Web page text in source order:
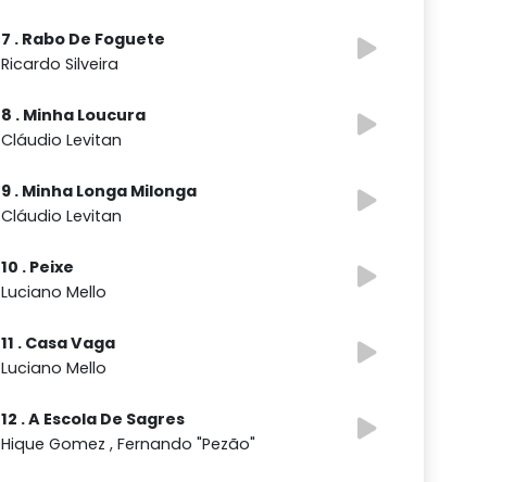
7 . Rabo De Foguete
Ricardo Silveira
8 . Minha Loucura
Cláudio Levitan
9 . Minha Longa Milonga
Cláudio Levitan
10 . Peixe
Luciano Mello
11 . Casa Vaga
Luciano Mello
12 . A Escola De Sagres
Hique Gomez , Fernando "Pezão"